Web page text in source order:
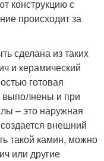
конструкцию с
происходит за
сделана из таких
и керамический
готовая
выполнены и при
– это наружная
внешний
такой камин, можно
или другие